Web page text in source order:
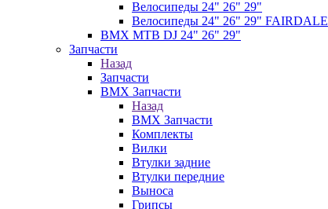
Велосипеды 24" 26" 29"
Велосипеды 24" 26" 29" FAIRDALE
BMX MTB DJ 24" 26" 29"
Запчасти
Назад
Запчасти
BMX Запчасти
Назад
BMX Запчасти
Комплекты
Вилки
Втулки задние
Втулки передние
Выноса
Грипсы